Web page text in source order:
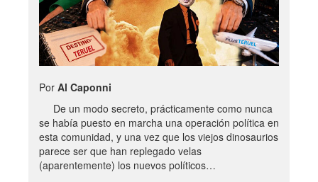
Por Al Caponni
De un modo secreto, prácticamente como nunca
se había puesto en marcha una operación política en
esta comunidad, y una vez que los viejos dinosaurios
parece ser que han replegado velas
(aparentemente) los nuevos políticos…